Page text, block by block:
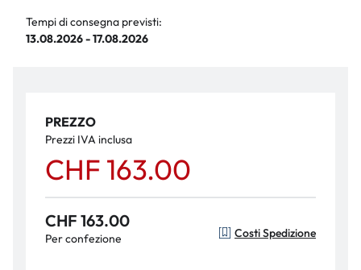
Tempi di consegna previsti:
13.08.2026 - 17.08.2026
PREZZO
Prezzi IVA inclusa
CHF 163.00
CHF 163.00
Per confezione Costi Spedizione